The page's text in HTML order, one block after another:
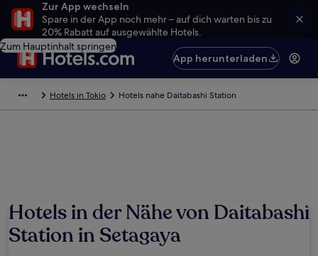
Zur App wechseln
Spare in der App noch mehr – auf dich warten bis zu
20% Rabatt auf ausgewählte Hotels.
Zum Hauptinhalt springen
App herunterladen
Hotels in Tokio Hotels nahe Daitabashi Station
Hotels in der Nähe von Daitabashi
Station in Setagaya